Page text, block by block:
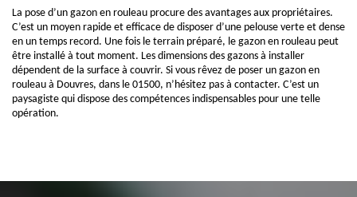
La pose d’un gazon en rouleau procure des avantages aux propriétaires.
C’est un moyen rapide et efficace de disposer d’une pelouse verte et dense
en un temps record. Une fois le terrain préparé, le gazon en rouleau peut
être installé à tout moment. Les dimensions des gazons à installer
dépendent de la surface à couvrir. Si vous rêvez de poser un gazon en
rouleau à Douvres, dans le 01500, n’hésitez pas à contacter. C’est un
paysagiste qui dispose des compétences indispensables pour une telle
opération.